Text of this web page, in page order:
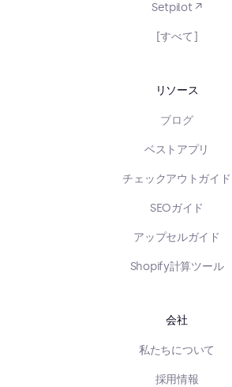
Setpilot ↗
[すべて]
リソース
ブログ
ベストアプリ
チェックアウトガイド
SEOガイド
アップセルガイド
Shopify計算ツール
会社
私たちについて
採用情報